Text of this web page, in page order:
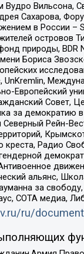
Вильсона,
Сахарова,
в России –
островов
природы,
Бориса
UnKremlin,
Европейский
Совет,
за демократию
Рейн-
креста, Радио
альянс,
за
СОТА медиа,
ru/